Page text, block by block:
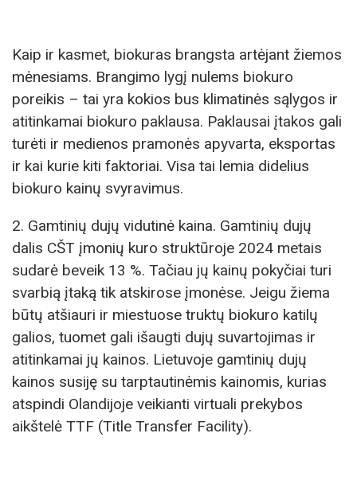
Kaip ir kasmet, biokuras brangsta artėjant žiemos
mėnesiams. Brangimo lygį nulems biokuro
poreikis – tai yra kokios bus klimatinės sąlygos ir
atitinkamai biokuro paklausa. Paklausai įtakos gali
turėti ir medienos pramonės apyvarta, eksportas
ir kai kurie kiti faktoriai. Visa tai lemia didelius
biokuro kainų svyravimus.
2. Gamtinių dujų vidutinė kaina. Gamtinių dujų
dalis CŠT įmonių kuro struktūroje 2024 metais
sudarė beveik 13 %. Tačiau jų kainų pokyčiai turi
svarbią įtaką tik atskirose įmonėse. Jeigu žiema
būtų atšiauri ir miestuose truktų biokuro katilų
galios, tuomet gali išaugti dujų suvartojimas ir
atitinkamai jų kainos. Lietuvoje gamtinių dujų
kainos susiję su tarptautinėmis kainomis, kurias
atspindi Olandijoje veikianti virtuali prekybos
aikštelė TTF (Title Transfer Facility).